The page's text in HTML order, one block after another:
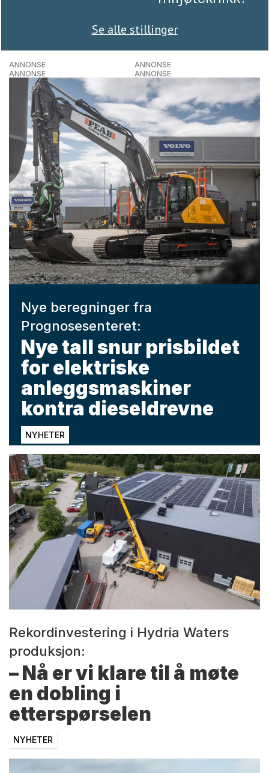
Se alle stillinger
ANNONSE
ANNONSE
Nye beregninger fra
Prognosesenteret:
Nye tall snur prisbildet
for elektriske
anleggsmaskiner
kontra dieseldrevne
NYHETER
Rekordinvestering i Hydria Waters
produksjon:
– Nå er vi klare til å møte
en dobling i
etterspørselen
NYHETER